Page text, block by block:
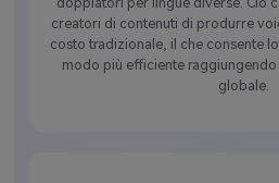
creatori di contenuti di produrre
costo tradizionale, il che consente
modo più efficiente
globale.